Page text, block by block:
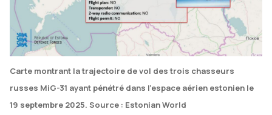
Carte montrant la trajectoire de vol des trois chasseurs
russes MiG-31 ayant pénétré dans l’espace aérien estonien le
19 septembre 2025. Source : Estonian World